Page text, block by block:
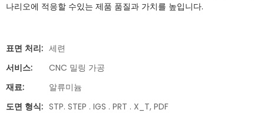
나리오에 적응할 수있는 제품 품질과 가치를 높입니다.
표면 처리: 세련
서비스:
CNC 밀링 가공
재료:
알류미늄
도면 형식: STP. STEP . IGS . PRT . X_T, PDF